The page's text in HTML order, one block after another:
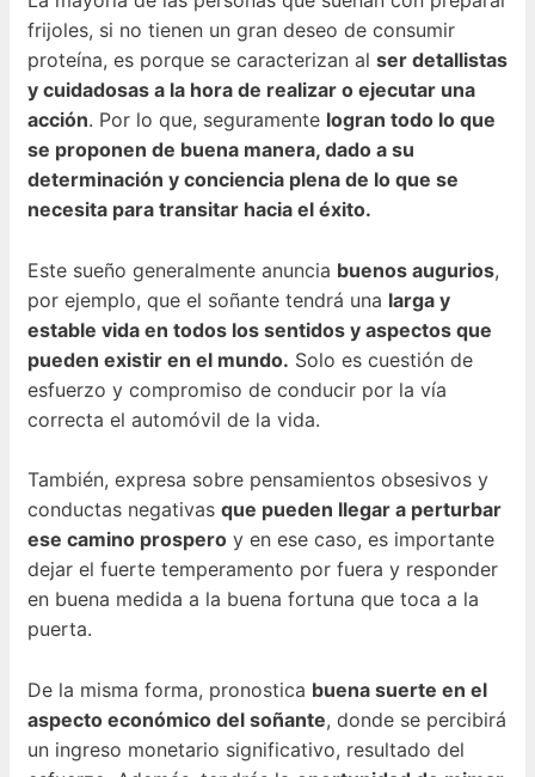
frijoles, si no tienen un gran deseo de consumir
proteína, es porque se caracterizan al ser detallistas
y cuidadosas a la hora de realizar o ejecutar una
acción. Por lo que, seguramente logran todo lo que
se proponen de buena manera, dado a su
determinación y conciencia plena de lo que se
necesita para transitar hacia el éxito.
Este sueño generalmente anuncia buenos augurios,
por ejemplo, que el soñante tendrá una larga y
estable vida en todos los sentidos y aspectos que
pueden existir en el mundo. Solo es cuestión de
esfuerzo y compromiso de conducir por la vía
correcta el automóvil de la vida.
También, expresa sobre pensamientos obsesivos y
conductas negativas que pueden llegar a perturbar
ese camino prospero y en ese caso, es importante
dejar el fuerte temperamento por fuera y responder
en buena medida a la buena fortuna que toca a la
puerta.
De la misma forma, pronostica buena suerte en el
aspecto económico del soñante, donde se percibirá
un ingreso monetario significativo, resultado del